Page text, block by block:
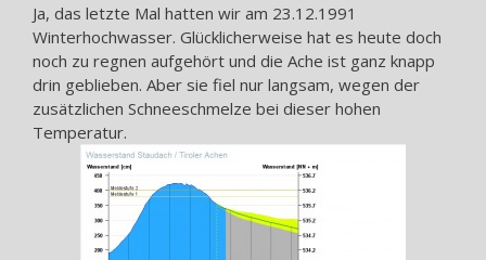
Ja, das letzte Mal hatten wir am 23.12.1991
Winterhochwasser. Glücklicherweise hat es heute doch
noch zu regnen aufgehört und die Ache ist ganz knapp
drin geblieben. Aber sie fiel nur langsam, wegen der
zusätzlichen Schneeschmelze bei dieser hohen
Temperatur.